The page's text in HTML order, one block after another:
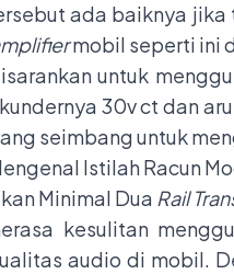
ada baiknya
mobil seperti ini
untuk
30v ct dan
seimbang untuk
Istilah Racun
Minimal Dua Rail
kesulitan
audio di mobil.